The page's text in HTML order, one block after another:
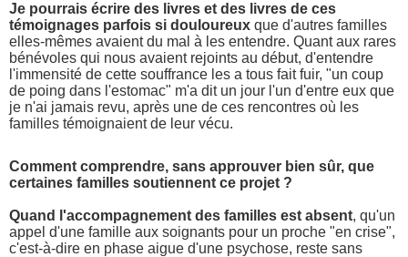
Je pourrais écrire des livres et des livres de ces
témoignages parfois si douloureux que d'autres familles
elles-mêmes avaient du mal à les entendre. Quant aux rares
bénévoles qui nous avaient rejoints au début, d'entendre
l'immensité de cette souffrance les a tous fait fuir, "un coup
de poing dans l'estomac" m'a dit un jour l'un d'entre eux que
je n'ai jamais revu, après une de ces rencontres où les
familles témoignaient de leur vécu.
Comment comprendre, sans approuver bien sûr, que
certaines familles soutiennent ce projet ?
Quand l'accompagnement des familles est absent, qu'un
appel d'une famille aux soignants pour un proche "en crise",
c'est-à-dire en phase aigue d'une psychose, reste sans